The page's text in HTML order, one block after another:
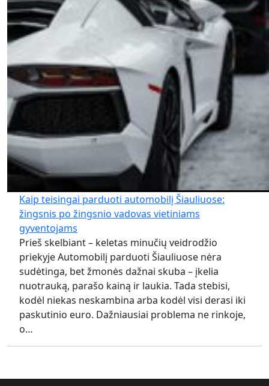
Kaip teisingai parduoti automobilį Šiauliuose:
žingsnis po žingsnio vadovas vietiniams
gyventojams
Prieš skelbiant – keletas minučių veidrodžio
priekyje Automobilį parduoti Šiauliuose nėra
sudėtinga, bet žmonės dažnai skuba – įkelia
nuotrauką, parašo kainą ir laukia. Tada stebisi,
kodėl niekas neskambina arba kodėl visi derasi iki
paskutinio euro. Dažniausiai problema ne rinkoje,
o…